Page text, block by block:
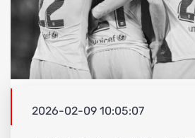
2026-02-09 10:05:07